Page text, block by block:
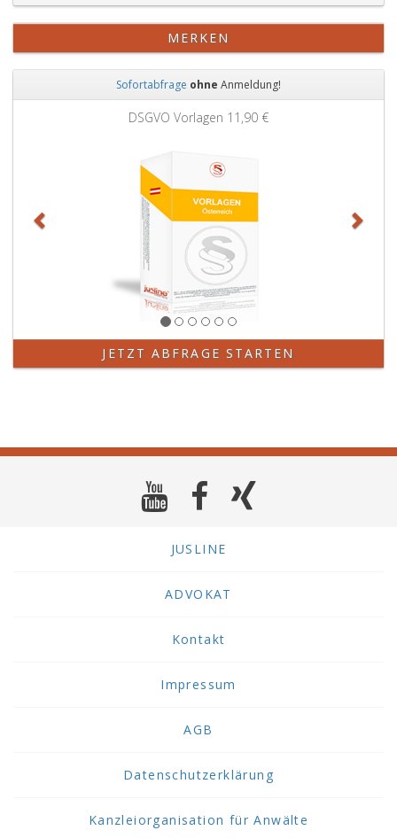
MERKEN
Sofortabfrage ohne Anmeldung!
DSGVO Vorlagen 11,90 €
JETZT ABFRAGE STARTEN
JUSLINE
ADVOKAT
Kontakt
Impressum
AGB
Datenschutzerklärung
Kanzleiorganisation für Anwälte